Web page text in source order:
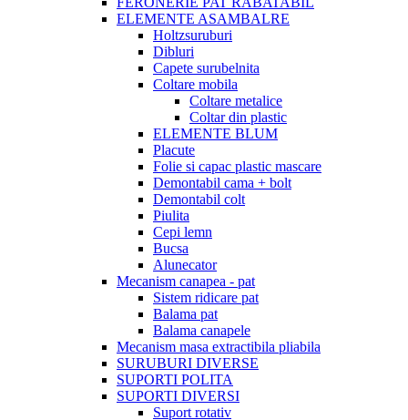
ELEMENTE ASAMBALRE
Holtzsuruburi
Dibluri
Capete surubelnita
Coltare mobila
Coltare metalice
Coltar din plastic
ELEMENTE BLUM
Placute
Folie si capac plastic mascare
Demontabil cama + bolt
Demontabil colt
Piulita
Cepi lemn
Bucsa
Alunecator
Mecanism canapea - pat
Sistem ridicare pat
Balama pat
Balama canapele
Mecanism masa extractibila pliabila
SURUBURI DIVERSE
SUPORTI POLITA
SUPORTI DIVERSI
Suport rotativ